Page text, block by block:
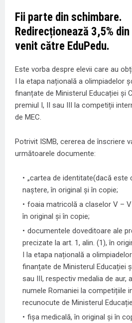
Fii parte din schimbare.
Redirecționează 3,5%
venit către EduPedu.
Este vorba despre elevii care au
I la etapa națională a olimpiadelor
finanțate de Ministerul Educației și
premiul I, II sau III la competiții
de MEC.
Potrivit ISMB, cererea de înscriere
următoarele documente:
„cartea de identitate(dacă este
naştere, în original şi în copie;
foaia matricolă a claselor V –
în original şi în copie;
documentele doveditoare ale
precizate la art. 1, alin. (1), în
I la etapa națională a
finanțate de Ministerul Educației
sau III, respectiv medalia de aur,
numele Romaniei la competițiile
recunocute de Ministerul
fișa medicală, în original şi în